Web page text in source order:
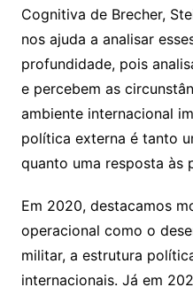
Cognitiva de Brecher,
nos ajuda a analisar
profundidade, pois
e percebem as
ambiente internacional
política externa é tanto
quanto uma resposta às
Em 2020, destacamos
operacional como o
militar, a estrutura
internacionais. Já em